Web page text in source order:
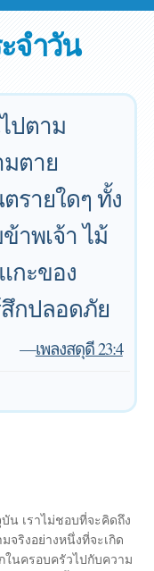
จำวัน
ปตาม
ตาย
รายใดๆ ทั้ง
าพเจ้า ไม้
กะของ
กปลอดภัย
—เพลงสดุดี 23:4
น เราไม่ชอบที่จะคิดถึง
จริงอย่างหนึ่งที่จะเกิด
ในครอบครัวไปกับความ